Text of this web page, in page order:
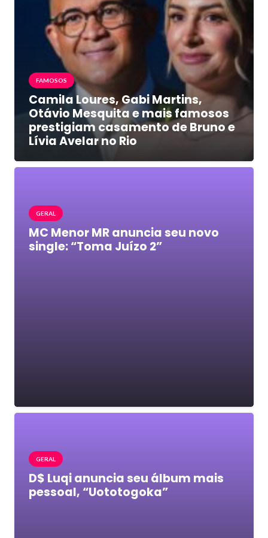
FAMOSOS
Camila Loures, Gabi Martins,
Otávio Mesquita e mais famosos
prestigiam casamento de Bruno e
Lívia Avelar no Rio
GERAL
MC Menor MR anuncia seu novo
single: “Toma Juízo 2”
GERAL
D$ Luqi anuncia seu álbum mais
pessoal, “Uototogoka”